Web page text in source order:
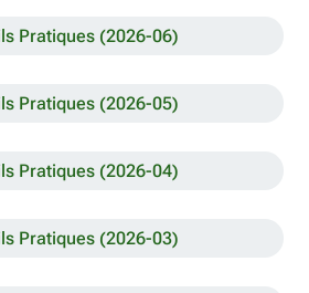
Pratiques (2026-06)
Pratiques (2026-05)
Pratiques (2026-04)
Pratiques (2026-03)